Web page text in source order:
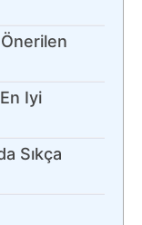
Iyi
Sıkça